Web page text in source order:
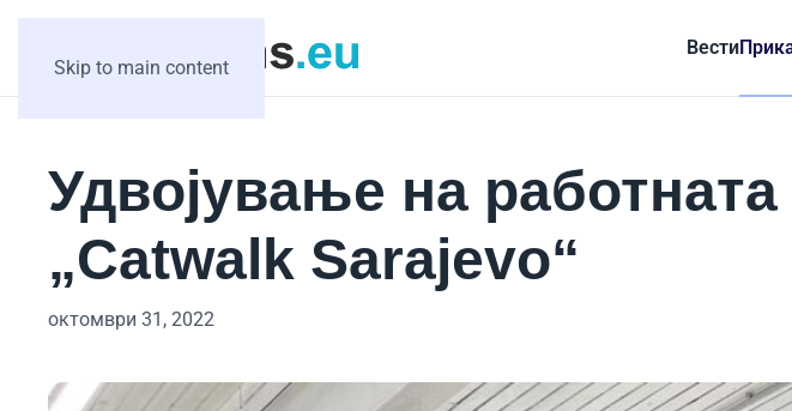
Skip to main content
Вести
Удвојување на
„Catwalk Sarajevo“
октомври 31, 2022